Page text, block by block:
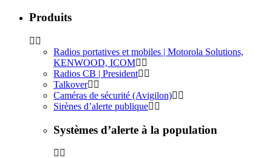
Produits
Radios portatives et mobiles | Motorola Solutions,
KENWOOD, ICOM
Radios CB | President
Talkover
Caméras de sécurité (Avigilon)
Sirènes d’alerte publique
Systèmes d’alerte à la population